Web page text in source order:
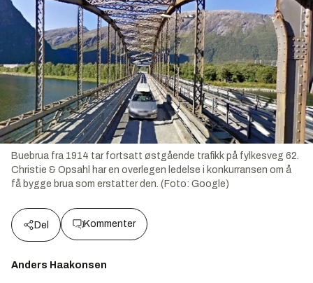
Buebrua fra 1914 tar fortsatt østgående trafikk på fylkesveg 62.
Christie & Opsahl har en overlegen ledelse i konkurransen om å
få bygge brua som erstatter den. (Foto: Google)
Del Kommenter
Anders Haakonsen